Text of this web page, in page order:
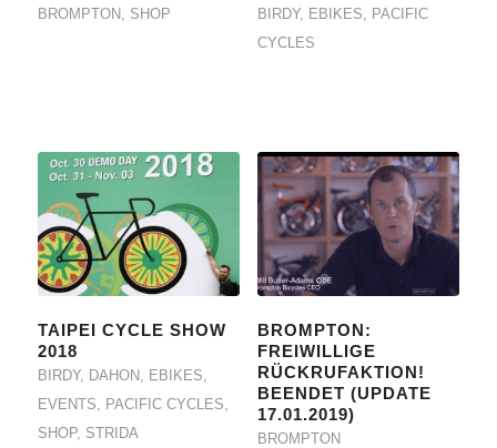
BROMPTON, SHOP BIRDY, EBIKES
PACIFIC
CYCLES
TAIPEI CYCLE SHOW
2018
BIRDY, DAHON, EBIKES
EVENTS
PACIFIC CYCLES
SHOP, STRIDA
BROMPTON:
FREIWILLIGE
RÜCKRUFAKTION!
BEENDET (UPDATE
17.01.2019)
BROMPTON